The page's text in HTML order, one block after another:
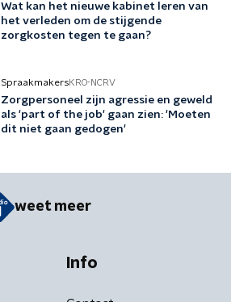
Wat kan het nieuwe kabinet leren van
het verleden om de stijgende
zorgkosten tegen te gaan?
SpraakmakersKRO-NCRV
Zorgpersoneel zijn agressie en geweld
als 'part of the job' gaan zien: 'Moeten
dit niet gaan gedogen'
weet meer
Info